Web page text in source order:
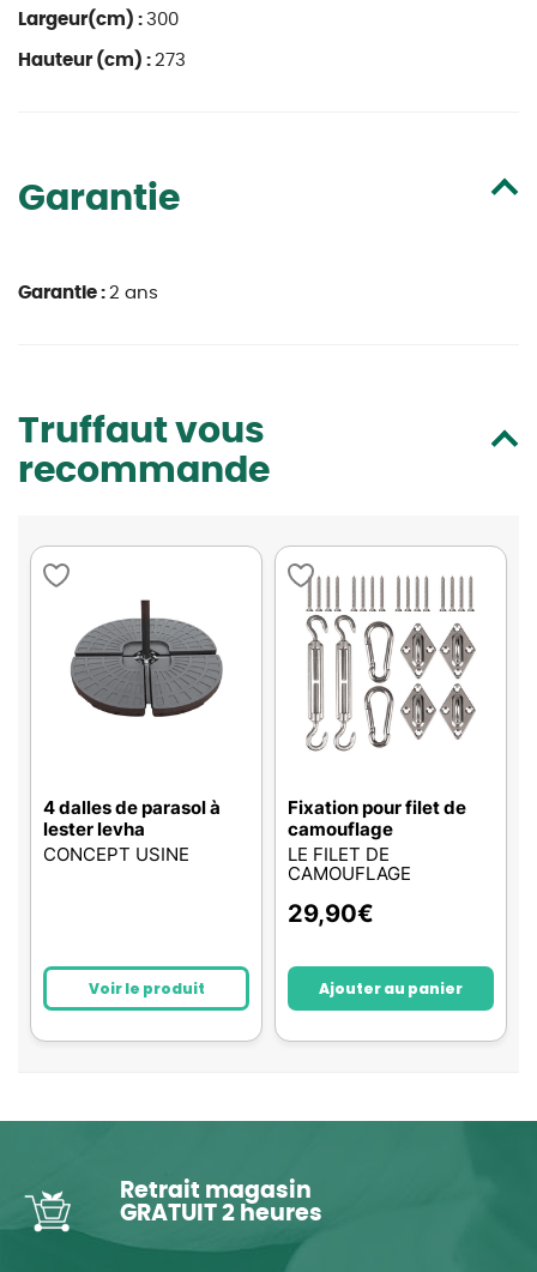
Largeur(cm) : 300
Hauteur (cm) : 273
Garantie
Garantie : 2 ans
Truffaut vous
recommande
4 dalles de parasol à
lester levha
CONCEPT USINE
Voir le produit
Fixation pour filet de
camouflage
LE FILET DE
CAMOUFLAGE
29,90€
Ajouter au panier
Retrait magasin
GRATUIT 2 heures